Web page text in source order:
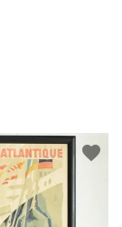
favorite